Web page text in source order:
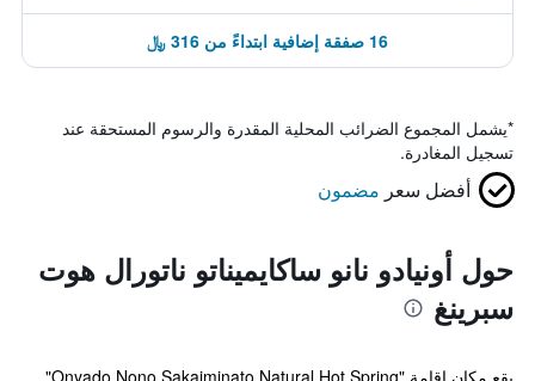
16 صفقة إضافية ابتداءً من 316 ﷼
*يشمل المجموع الضرائب المحلية المقدرة والرسوم المستحقة عند
تسجيل المغادرة.
أفضل سعر مضمون
حول أونيادو نانو ساكايميناتو ناتورال هوت
سبرينغ
يقع مكان إقامة "Onyado Nono Sakaiminato Natural Hot Spring"